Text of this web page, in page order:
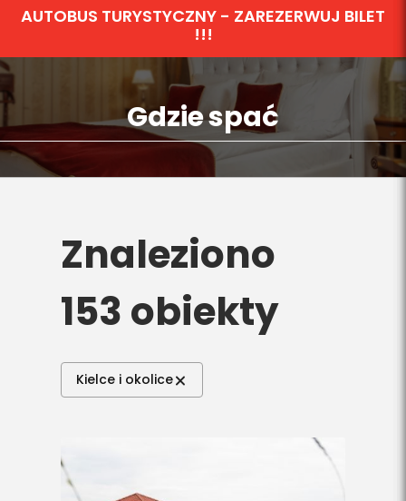
Jak spędzić czas
Gdzie spać
Gdzie zjeść
Informacje praktyczne
Kalendarz imprez
Interaktywna mapa
Kontakt
AUTOBUS TURYSTYCZNY - ZAREZERWUJ BILET
!!!
Gdzie spać
Znaleziono
153 obiekty
Kielce i okolice